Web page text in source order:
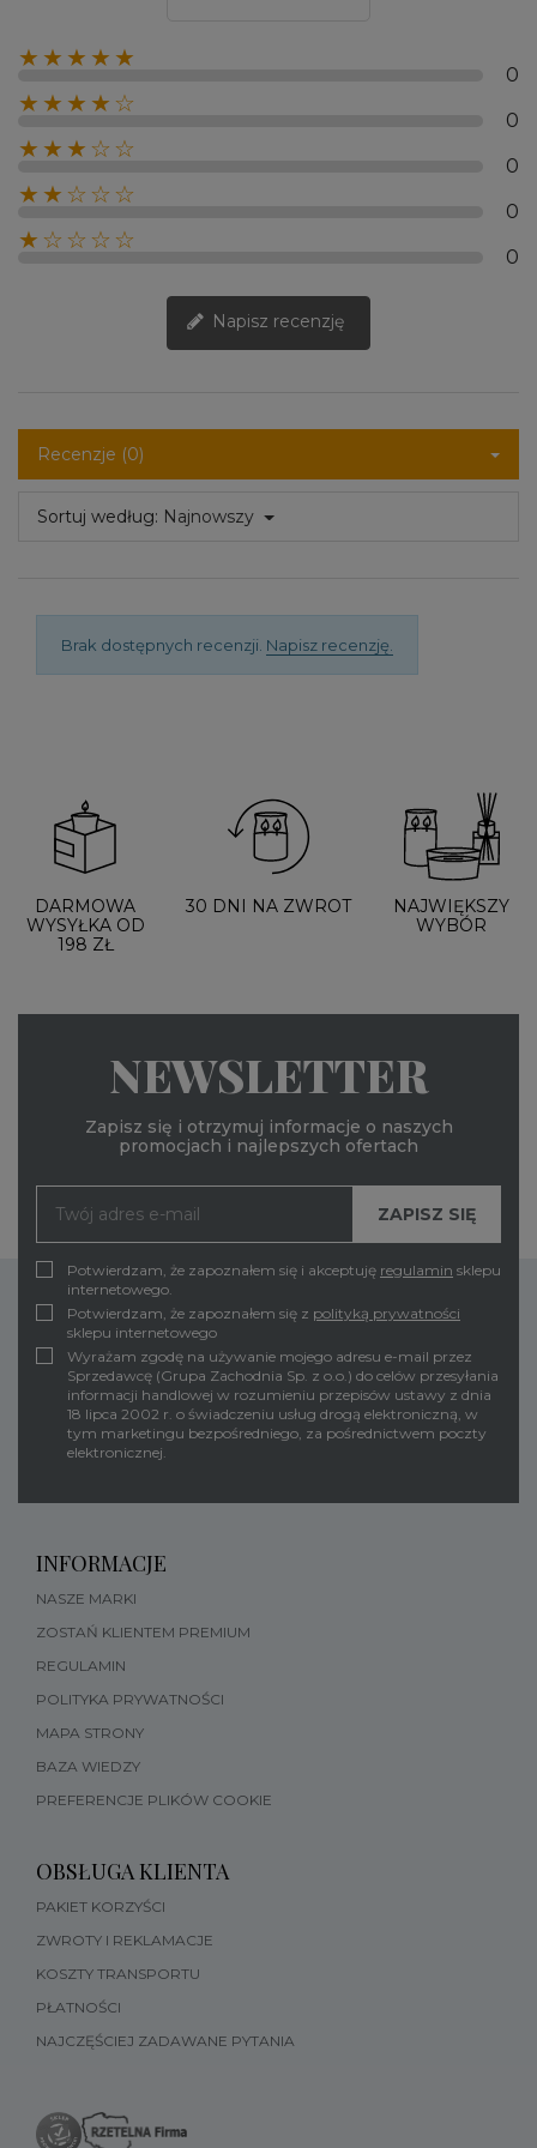
★★★★★
0
★★★★☆
0
★★★☆☆
0
★★☆☆☆
0
★☆☆☆☆
0
Napisz recenzję
Recenzje (0)
Sortuj według: Najnowszy
Brak dostępnych recenzji. Napisz recenzję.
DARMOWA
WYSYŁKA OD
198 ZŁ
30 DNI NA ZWROT
NAJWIĘKSZY
WYBÓR
NEWSLETTER
Zapisz się i otrzymuj informacje o naszych
promocjach i najlepszych ofertach
Potwierdzam, że zapoznałem się i akceptuję regulamin sklepu
internetowego.
Potwierdzam, że zapoznałem się z polityką prywatności
sklepu internetowego
Wyrażam zgodę na używanie mojego adresu e-mail przez
Sprzedawcę (Grupa Zachodnia Sp. z o.o.) do celów przesyłania
informacji handlowej w rozumieniu przepisów ustawy z dnia
18 lipca 2002 r. o świadczeniu usług drogą elektroniczną, w
tym marketingu bezpośredniego, za pośrednictwem poczty
elektronicznej.
INFORMACJE
NASZE MARKI
ZOSTAŃ KLIENTEM PREMIUM
REGULAMIN
POLITYKA PRYWATNOŚCI
MAPA STRONY
BAZA WIEDZY
PREFERENCJE PLIKÓW COOKIE
OBSŁUGA KLIENTA
PAKIET KORZYŚCI
ZWROTY I REKLAMACJE
KOSZTY TRANSPORTU
PŁATNOŚCI
NAJCZĘŚCIEJ ZADAWANE PYTANIA